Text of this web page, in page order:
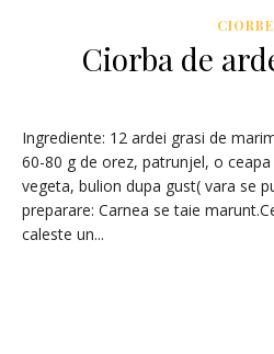
CIORBE
Ciorba de
Ingrediente: 12 ardei grasi de
60-80 g de orez, patrunjel, o
vegeta, bulion dupa gust( vara se
preparare: Carnea se taie
caleste un...